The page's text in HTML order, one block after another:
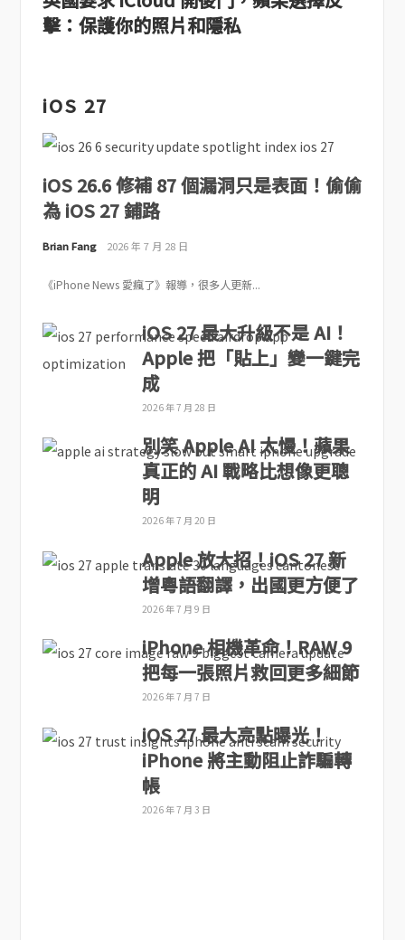
擊：保護你的照片和隱私
iOS 27
iOS 26.6 修補 87 個漏洞只是表面！偷偷
為 iOS 27 鋪路
Brian Fang 2026 年 7 月 28 日
《iPhone News 愛瘋了》報導，很多人更新...
iOS 27 最大升級不是 AI！
Apple 把「貼上」變一鍵完
成
2026 年 7 月 28 日
別笑 Apple AI 太慢！蘋果
真正的 AI 戰略比想像更聰
明
2026 年 7 月 20 日
Apple 放大招！iOS 27 新
增粵語翻譯，出國更方便了
2026 年 7 月 9 日
iPhone 相機革命！RAW 9
把每一張照片救回更多細節
2026 年 7 月 7 日
iOS 27 最大亮點曝光！
iPhone 將主動阻止詐騙轉
帳
2026 年 7 月 3 日